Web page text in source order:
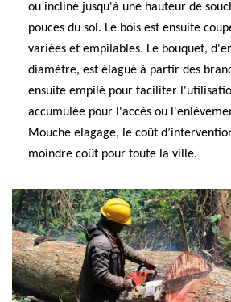
ou incliné jusqu'à une hauteur de
pouces du sol. Le bois est ensuite
variées et empilables. Le bouquet,
diamètre, est élagué à partir des
ensuite empilé pour faciliter
accumulée pour l'accès ou
Mouche elagage, le coût
moindre coût pour toute la ville.